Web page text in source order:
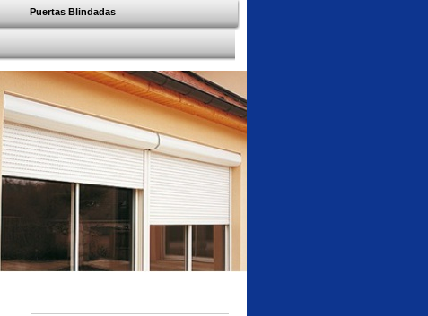
Puertas Blindadas